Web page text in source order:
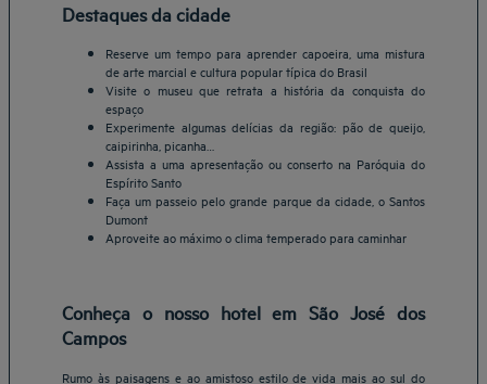
Destaques da cidade
Reserve um tempo para aprender capoeira, uma mistura
de arte marcial e cultura popular típica do Brasil
Visite o museu que retrata a história da conquista do
espaço
Experimente algumas delícias da região: pão de queijo,
caipirinha, picanha…
Assista a uma apresentação ou conserto na Paróquia do
Espírito Santo
Faça um passeio pelo grande parque da cidade, o Santos
Dumont
Aproveite ao máximo o clima temperado para caminhar
Conheça o nosso hotel em São José dos
Campos
Rumo às paisagens e ao amistoso estilo de vida mais ao sul do